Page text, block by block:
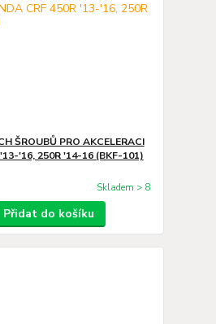
ŠROUBŮ PRO AKCELERACI
'16, 250R '14-16 (BKF-101)
Skladem > 8
Přidat do košíku